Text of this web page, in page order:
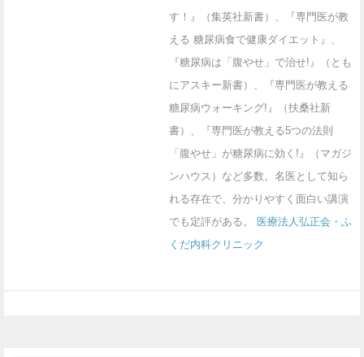
す！』（集英社新書）、『専門医が教
える 糖尿病食で健康ダイエット』、
『糖尿病は「腹やせ」で治せ!』（とも
にアスキー新書）、『専門医が教える
糖尿病ウォーキング!』（扶桑社新
書）、『専門医が教える5つの法則
「腹やせ」が糖尿病に効く!』（マガジ
ンハウス）など多数。名医として知ら
れる存在で、分かりやすく面白い講演
でも定評がある。 医療法人弘正会・ふ
くだ内科クリニック